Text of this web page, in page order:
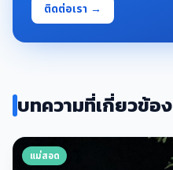
ติดต่อเรา →
บทความที่เกี่ยวข้อง
แม่สอด